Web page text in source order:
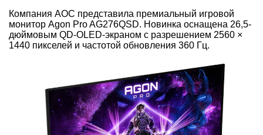
Компания AOC представила премиальный игровой
монитор Agon Pro AG276QSD. Новинка оснащена 26,5-
дюймовым QD-OLED-экраном с разрешением 2560 ×
1440 пикселей и частотой обновления 360 Гц.